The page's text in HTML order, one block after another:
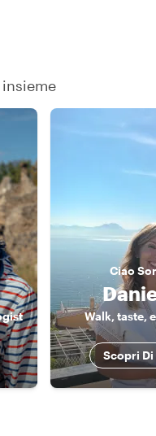
Ciao
Walk, taste,
Scopri Di